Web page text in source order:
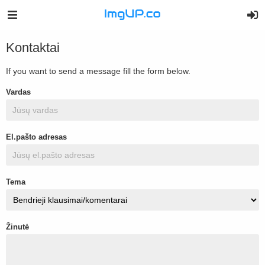
Kontaktai
If you want to send a message fill the form below.
Vardas
El.pašto adresas
Tema
Žinutė